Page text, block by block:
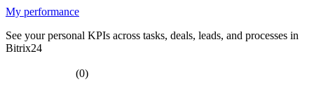
My performance
See your personal KPIs across tasks, deals, leads, and processes in
Bitrix24
(0)